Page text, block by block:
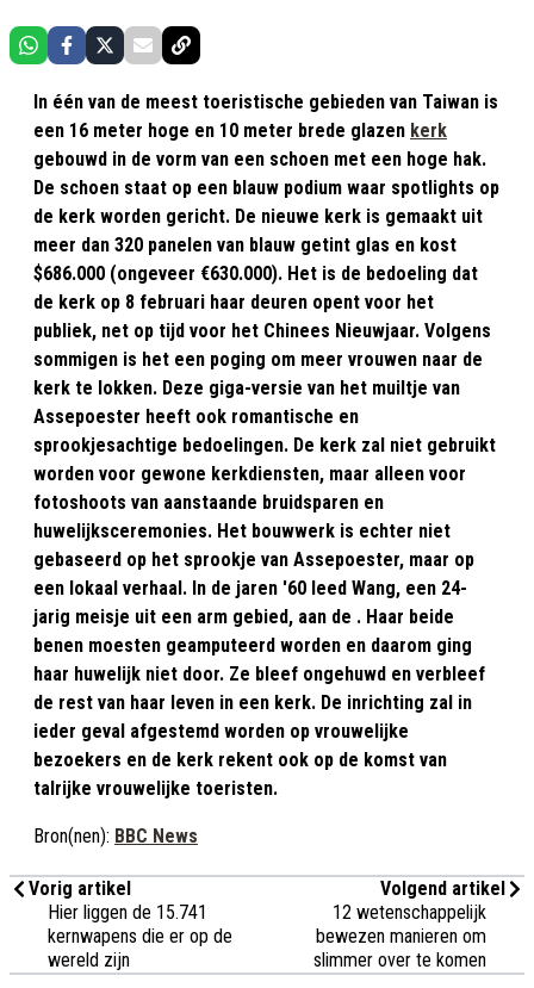
In één van de meest toeristische gebieden van Taiwan is
een 16 meter hoge en 10 meter brede glazen kerk
gebouwd in de vorm van een schoen met een hoge hak.
De schoen staat op een blauw podium waar spotlights op
de kerk worden gericht. De nieuwe kerk is gemaakt uit
meer dan 320 panelen van blauw getint glas en kost
$686.000 (ongeveer €630.000). Het is de bedoeling dat
de kerk op 8 februari haar deuren opent voor het
publiek, net op tijd voor het Chinees Nieuwjaar. Volgens
sommigen is het een poging om meer vrouwen naar de
kerk te lokken. Deze giga-versie van het muiltje van
Assepoester heeft ook romantische en
sprookjesachtige bedoelingen. De kerk zal niet gebruikt
worden voor gewone kerkdiensten, maar alleen voor
fotoshoots van aanstaande bruidsparen en
huwelijksceremonies. Het bouwwerk is echter niet
gebaseerd op het sprookje van Assepoester, maar op
een lokaal verhaal. In de jaren '60 leed Wang, een 24-
jarig meisje uit een arm gebied, aan de . Haar beide
benen moesten geamputeerd worden en daarom ging
haar huwelijk niet door. Ze bleef ongehuwd en verbleef
de rest van haar leven in een kerk. De inrichting zal in
ieder geval afgestemd worden op vrouwelijke
bezoekers en de kerk rekent ook op de komst van
talrijke vrouwelijke toeristen.
Bron(nen): BBC News
Vorig artikel
Hier liggen de 15.741
kernwapens die er op de
wereld zijn
Volgend artikel
12 wetenschappelijk
bewezen manieren om
slimmer over te komen